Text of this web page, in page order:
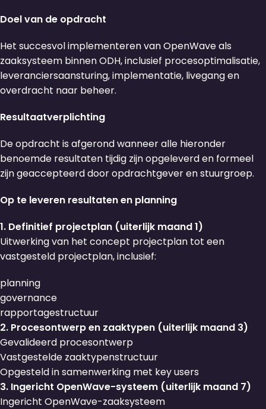
Doel van de opdracht
Het succesvol implementeren van OpenWave als
zaaksysteem binnen ODH, inclusief procesoptimalisatie,
leveranciersaansturing, implementatie, livegang en
overdracht naar beheer.
Resultaatverplichting
De opdracht is afgerond wanneer alle hieronder
benoemde resultaten tijdig zijn opgeleverd en formeel
zijn geaccepteerd door opdrachtgever en stuurgroep.
Op te leveren resultaten en planning
1. Definitief projectplan (uiterlijk maand 1)
Uitwerking van het concept projectplan tot een
vastgesteld projectplan, inclusief:
planning
governance
rapportagestructuur
2. Procesontwerp en zaaktypen (uiterlijk maand 3)
Gevalideerd procesontwerp
Vastgestelde zaaktypenstructuur
Opgesteld in samenwerking met key users
3. Ingericht OpenWave-systeem (uiterlijk maand 7)
Ingericht OpenWave-zaaksysteem